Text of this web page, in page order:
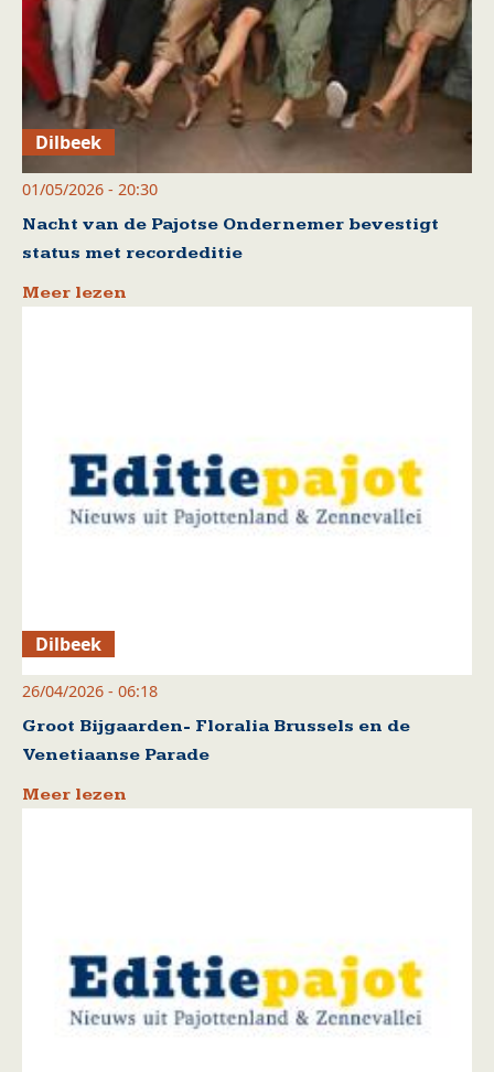
Dilbeek
01/05/2026 - 20:30
Nacht van de Pajotse Ondernemer bevestigt
status met recordeditie
Meer lezen
Dilbeek
26/04/2026 - 06:18
Groot Bijgaarden- Floralia Brussels en de
Venetiaanse Parade
Meer lezen